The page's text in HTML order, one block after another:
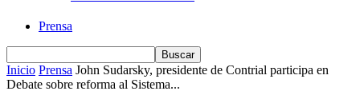
Prensa
Inicio Prensa John Sudarsky, presidente de Contrial participa en
Debate sobre reforma al Sistema...